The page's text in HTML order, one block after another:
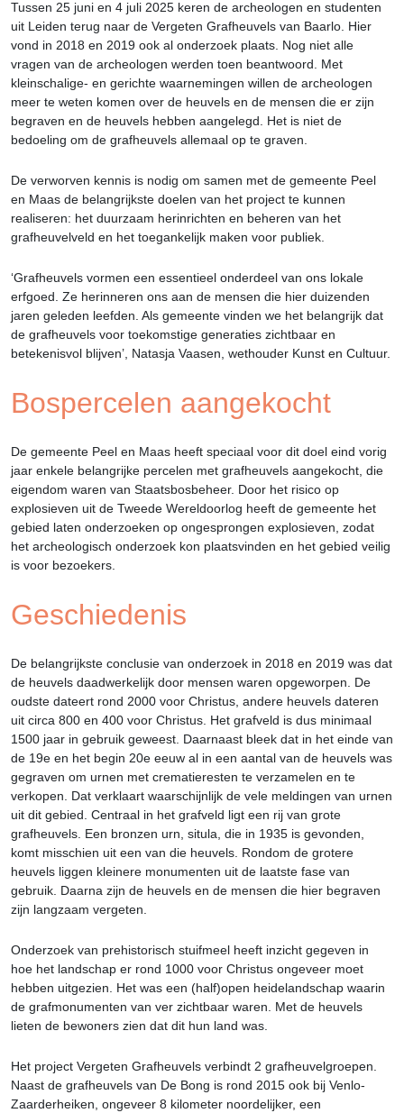
Tussen 25 juni en 4 juli 2025 keren de archeologen en studenten
uit Leiden terug naar de Vergeten Grafheuvels van Baarlo. Hier
vond in 2018 en 2019 ook al onderzoek plaats. Nog niet alle
vragen van de archeologen werden toen beantwoord. Met
kleinschalige- en gerichte waarnemingen willen de archeologen
meer te weten komen over de heuvels en de mensen die er zijn
begraven en de heuvels hebben aangelegd. Het is niet de
bedoeling om de grafheuvels allemaal op te graven.
De verworven kennis is nodig om samen met de gemeente Peel
en Maas de belangrijkste doelen van het project te kunnen
realiseren: het duurzaam herinrichten en beheren van het
grafheuvelveld en het toegankelijk maken voor publiek.
‘Grafheuvels vormen een essentieel onderdeel van ons lokale
erfgoed. Ze herinneren ons aan de mensen die hier duizenden
jaren geleden leefden. Als gemeente vinden we het belangrijk dat
de grafheuvels voor toekomstige generaties zichtbaar en
betekenisvol blijven’, Natasja Vaasen, wethouder Kunst en Cultuur.
Bospercelen aangekocht
De gemeente Peel en Maas heeft speciaal voor dit doel eind vorig
jaar enkele belangrijke percelen met grafheuvels aangekocht, die
eigendom waren van Staatsbosbeheer. Door het risico op
explosieven uit de Tweede Wereldoorlog heeft de gemeente het
gebied laten onderzoeken op ongesprongen explosieven, zodat
het archeologisch onderzoek kon plaatsvinden en het gebied veilig
is voor bezoekers.
Geschiedenis
De belangrijkste conclusie van onderzoek in 2018 en 2019 was dat
de heuvels daadwerkelijk door mensen waren opgeworpen. De
oudste dateert rond 2000 voor Christus, andere heuvels dateren
uit circa 800 en 400 voor Christus. Het grafveld is dus minimaal
1500 jaar in gebruik geweest. Daarnaast bleek dat in het einde van
de 19e en het begin 20e eeuw al in een aantal van de heuvels was
gegraven om urnen met crematieresten te verzamelen en te
verkopen. Dat verklaart waarschijnlijk de vele meldingen van urnen
uit dit gebied. Centraal in het grafveld ligt een rij van grote
grafheuvels. Een bronzen urn, situla, die in 1935 is gevonden,
komt misschien uit een van die heuvels. Rondom de grotere
heuvels liggen kleinere monumenten uit de laatste fase van
gebruik. Daarna zijn de heuvels en de mensen die hier begraven
zijn langzaam vergeten.
Onderzoek van prehistorisch stuifmeel heeft inzicht gegeven in
hoe het landschap er rond 1000 voor Christus ongeveer moet
hebben uitgezien. Het was een (half)open heidelandschap waarin
de grafmonumenten van ver zichtbaar waren. Met de heuvels
lieten de bewoners zien dat dit hun land was.
Het project Vergeten Grafheuvels verbindt 2 grafheuvelgroepen.
Naast de grafheuvels van De Bong is rond 2015 ook bij Venlo-
Zaarderheiken, ongeveer 8 kilometer noordelijker, een